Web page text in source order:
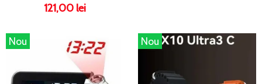
121,00 lei
Nou Nou